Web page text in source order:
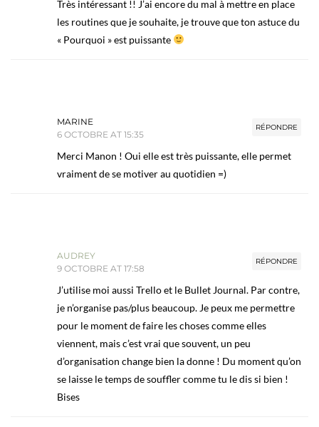
Très intéressant !! J’ai encore du mal à mettre en place
les routines que je souhaite, je trouve que ton astuce du
« Pourquoi » est puissante
RÉPONDRE
MARINE
6 OCTOBRE AT 15:35
Merci Manon ! Oui elle est très puissante, elle permet
vraiment de se motiver au quotidien =)
RÉPONDRE
AUDREY
9 OCTOBRE AT 17:58
J’utilise moi aussi Trello et le Bullet Journal. Par contre,
je n’organise pas/plus beaucoup. Je peux me permettre
pour le moment de faire les choses comme elles
viennent, mais c’est vrai que souvent, un peu
d’organisation change bien la donne ! Du moment qu’on
se laisse le temps de souffler comme tu le dis si bien !
Bises